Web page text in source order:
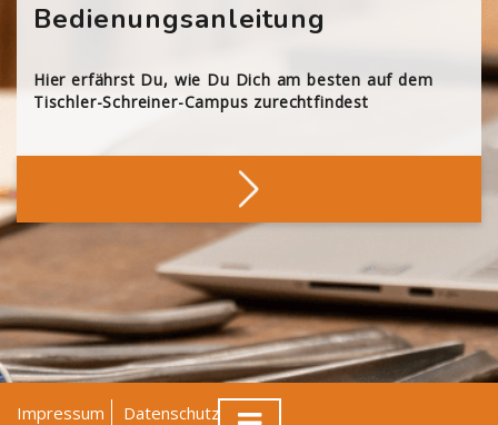
Bedienungsanleitung
Hier erfährst Du, wie Du Dich am besten auf dem
Tischler-Schreiner-Campus zurechtfindest
Impressum Datenschutz AGB